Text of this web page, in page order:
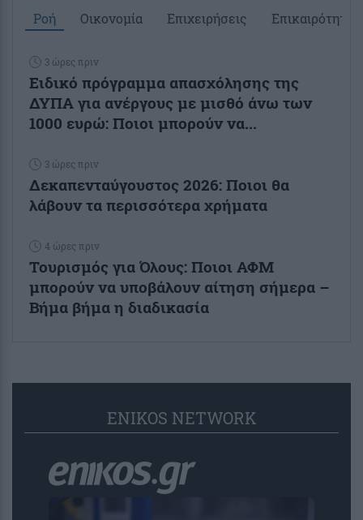
Ροή Οικονομία Επιχειρήσεις Επικαιρότητα
3 ώρες πριν
Ειδικό πρόγραμμα απασχόλησης της
ΔΥΠΑ για ανέργους με μισθό άνω των
1000 ευρώ: Ποιοι μπορούν να...
3 ώρες πριν
Δεκαπενταύγουστος 2026: Ποιοι θα
λάβουν τα περισσότερα χρήματα
4 ώρες πριν
Τουρισμός για Όλους: Ποιοι ΑΦΜ
μπορούν να υποβάλουν αίτηση σήμερα –
Βήμα βήμα η διαδικασία
ENIKOS NETWORK